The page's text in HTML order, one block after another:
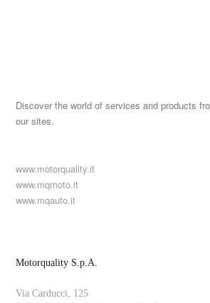
Discover the world of services and products
our sites.
www.motorquality.it
www.mqmoto.it
www.mqauto.it
Motorquality S.p.A.
Via Carducci, 125